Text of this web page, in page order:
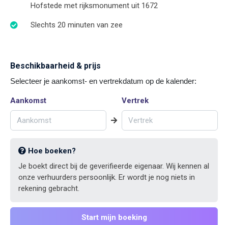
Hofstede met rijksmonument uit 1672
Slechts 20 minuten van zee
Beschikbaarheid & prijs
Selecteer je aankomst- en vertrekdatum op de kalender:
Aankomst Vertrek
Hoe boeken?
Je boekt direct bij de geverifieerde eigenaar. Wij kennen al
onze verhuurders persoonlijk. Er wordt je nog niets in
rekening gebracht.
Start mijn boeking